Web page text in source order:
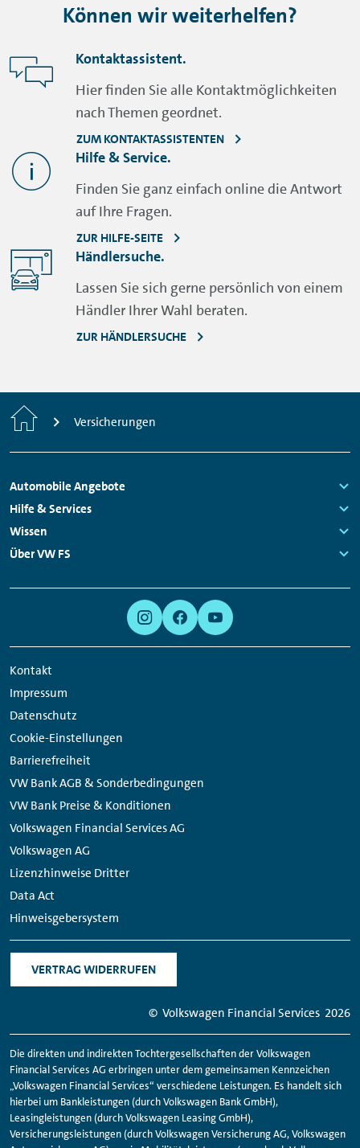
Können wir weiterhelfen?
Kontaktassistent.
Hier finden Sie alle Kontaktmöglichkeiten
nach Themen geordnet.
ZUM KONTAKTASSISTENTEN
Hilfe & Service.
Finden Sie ganz einfach online die Antwort
auf Ihre Fragen.
ZUR HILFE-SEITE
Händlersuche.
Lassen Sie sich gerne persönlich von einem
Händler Ihrer Wahl beraten.
ZUR HÄNDLERSUCHE
StartseiteVersicherungen
Fußzeilen
Navigation
Automobile Angebote
Links:
Hilfe & Services
Links:
Wissen
Links:
Über VW FS
Kontakt
Impressum
Datenschutz
Cookie-Einstellungen
Barrierefreiheit
VW Bank AGB & Sonderbedingungen
VW Bank Preise & Konditionen
Volkswagen Financial Services AG
Volkswagen AG
Lizenzhinweise Dritter
Data Act
Hinweisgebersystem
VERTRAG WIDERRUFEN
Links
© Volkswagen Financial Services 2026
Die direkten und indirekten Tochtergesellschaften der Volkswagen
FinancialServices AG erbringen unter dem gemeinsamen Kennzeichen
„Volkswagen FinancialServices“ verschiedene Leistungen. Es handelt sich
hierbei um Bankleistungen (durch Volkswagen Bank GmbH),
Leasingleistungen (durch Volkswagen Leasing GmbH),
Versicherungsleistungen (durch Volkswagen Versicherung AG, Volkswagen